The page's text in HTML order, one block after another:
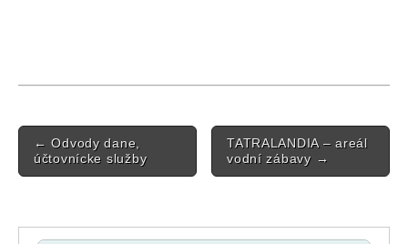
Post navigation
← Odvody dane,
účtovnícke služby
TATRALANDIA – areál
vodní zábavy →